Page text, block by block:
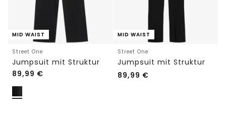
MID WAIST
Street One
Jumpsuit mit Struktur
89,99 €
MID WAIST
Street One
Jumpsuit mit Struktur
89,99 €